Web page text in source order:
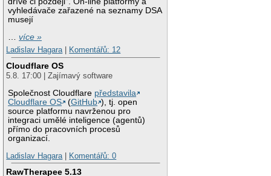
vyhledávače zařazené na seznamy DSA
musejí
…více »
Ladislav Hagara| Komentářů: 12
Cloudflare OS
5.8. 17:00 | Zajímavý software
Společnost Cloudflare představila
Cloudflare OS
(GitHub ), tj. open
source platformu navrženou pro
integraci umělé inteligence (agentů)
přímo do pracovních procesů
organizací.
Ladislav Hagara| Komentářů: 0
RawTherapee 5.13